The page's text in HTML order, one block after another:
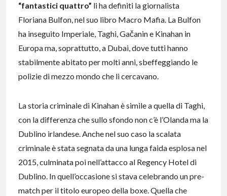
“fantastici quattro” li ha definiti la giornalista
Floriana Bulfon, nel suo libro Macro Mafia. La Bulfon
ha inseguito Imperiale, Taghi, Gačanin e Kinahan in
Europa ma, soprattutto, a Dubai, dove tutti hanno
stabilmente abitato per molti anni, sbeffeggiando le
polizie di mezzo mondo che li cercavano.
La storia criminale di Kinahan è simile a quella di Taghi,
con la differenza che sullo sfondo non c’è l’Olanda ma la
Dublino irlandese. Anche nel suo caso la scalata
criminale è stata segnata da una lunga faida esplosa nel
2015, culminata poi nell’attacco al Regency Hotel di
Dublino. In quell’occasione si stava celebrando un pre-
match per il titolo europeo della boxe. Quella che